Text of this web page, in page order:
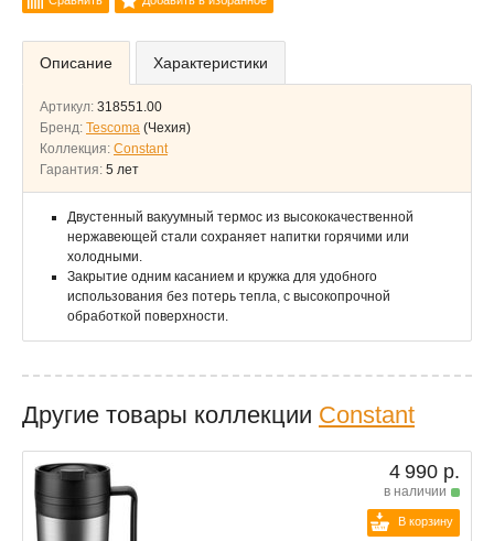
Описание Характеристики
Артикул: 318551.00
Бренд: Tescoma (Чехия)
Коллекция: Constant
Гарантия: 5 лет
Двустенный вакуумный термос из высококачественной
нержавеющей стали сохраняет напитки горячими или
холодными.
Закрытие одним касанием и кружка для удобного
использования без потерь тепла, с высокопрочной
обработкой поверхности.
Другие товары коллекции Constant
4 990 р.
в наличии
В корзину